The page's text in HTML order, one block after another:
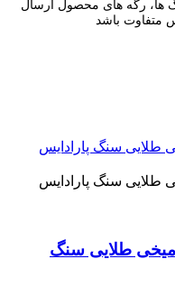
ها، رگه های محصول ارسال
باشد
طلایی سنگ